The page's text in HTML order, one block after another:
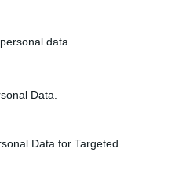
data.
Data.
Data for Targeted
Isten békessége minden
haragudjatok de ne